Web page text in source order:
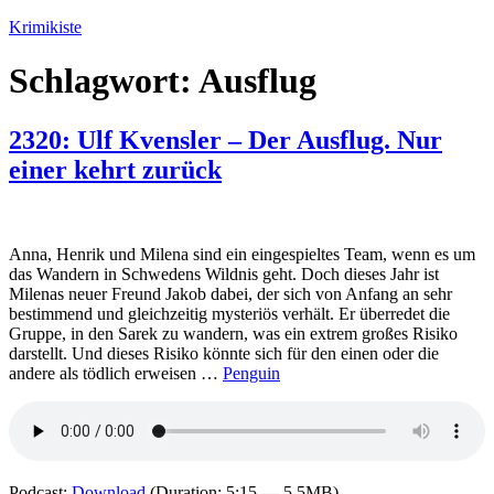
Zum
springen
Krimikiste
Schlagwort: Ausflug
2320: Ulf Kvensler – Der Ausflug. Nur
einer kehrt zurück
Anna, Henrik und Milena sind ein eingespieltes Team, wenn es um
das Wandern in Schwedens Wildnis geht. Doch dieses Jahr ist
Milenas neuer Freund Jakob dabei, der sich von Anfang an sehr
bestimmend und gleichzeitig mysteriös verhält. Er überredet die
Gruppe, in den Sarek zu wandern, was ein extrem großes Risiko
darstellt. Und dieses Risiko könnte sich für den einen oder die
andere als tödlich erweisen … Penguin